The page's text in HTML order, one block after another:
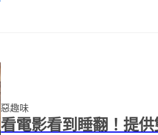
惡趣味
看電影看到睡翻！提